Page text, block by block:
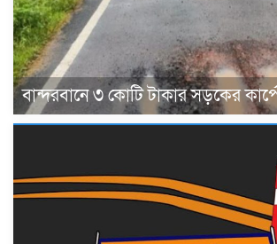
বান্দরবানে ৩ কোটি টাকার সড়কের